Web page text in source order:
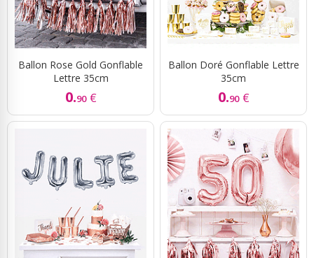
Ballon Rose Gold Gonflable
Lettre 35cm
0.90 €
Ballon Doré Gonflable Lettre
35cm
0.90 €